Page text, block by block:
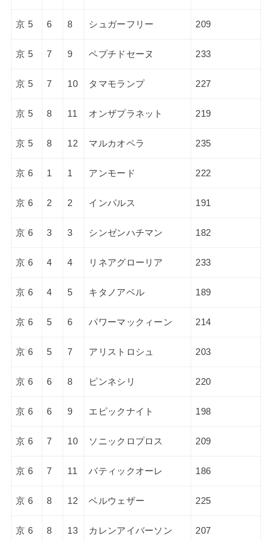
京 5 6 8 シュガーフリー 209
京 5 7 9 ペプチドセーヌ 233
京 5 7 10 タマモランプ 227
京 5 8 11 オンザプラネット 219
京 5 8 12 マルカオペラ 235
京 6 1 1 アンモード 222
京 6 2 2 インパルス 191
京 6 3 3 シンゼンハチマン 182
京 6 4 4 リネアグローリア 233
京 6 4 5 キタノアベル 189
京 6 5 6 パワーマックィーン 214
京 6 5 7 アリストロシュ 203
京 6 6 8 ピンネシリ 220
京 6 6 9 エピックナイト 198
京 6 7 10 ソニックロプロス 209
京 6 7 11 バティックオーレ 186
京 6 8 12 ベルウェザー 225
京 6 8 13 カレンアイバーソン 207